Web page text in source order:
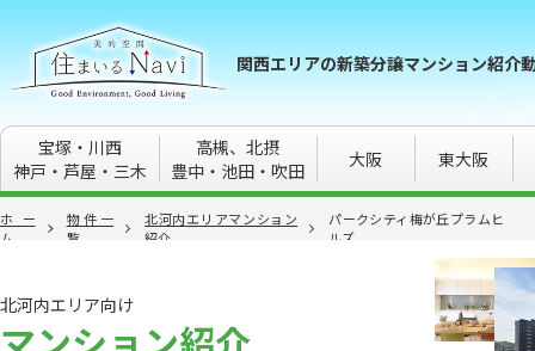
関西エリアの新築分譲マンション紹介
宝塚・川西
神戸・芦屋・三木
高槻、北摂
豊中・池田・吹田
大阪 東大阪
ホー
ム
物件一
覧
北河内エリアマンション
紹介
パークシティ梅が丘プラムヒ
ルズ
北河内エリア向け